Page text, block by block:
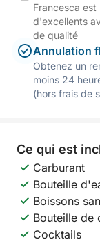
Francesca
d'excellents
de qualité
Annulation
Obtenez un
moins 24
(hors frais de
Ce qui est
Carburant
Bouteille
Boissons
Bouteille de
Cocktails